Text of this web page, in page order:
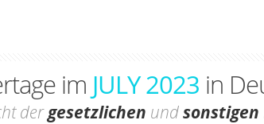
im JULY 2023 in
dergesetzlichen undsonstigen